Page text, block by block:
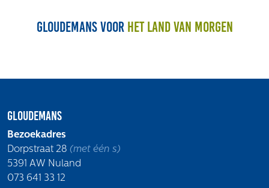
Gloudemans voor het land van morgen
Gloudemans
Bezoekadres
Dorpstraat 28 (met één s)
5391 AW Nuland
073 641 33 12